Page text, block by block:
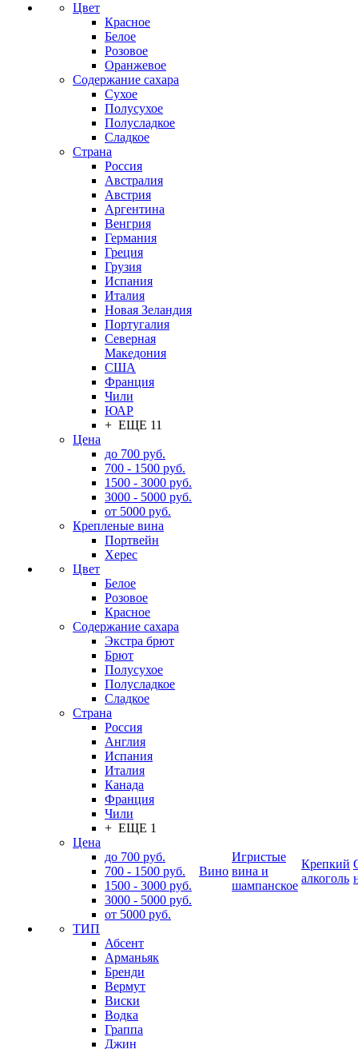
Цвет
Красное
Белое
Розовое
Оранжевое
Содержание сахара
Сухое
Полусухое
Полусладкое
Сладкое
Страна
Россия
Австралия
Австрия
Аргентина
Венгрия
Германия
Греция
Грузия
Испания
Италия
Новая Зеландия
Португалия
Северная
Македония
США
Франция
Чили
ЮАР
+ ЕЩЕ 11
Цена
до 700 руб.
700 - 1500 руб.
1500 - 3000 руб.
3000 - 5000 руб.
от 5000 руб.
Крепленые вина
Портвейн
Херес
Цвет
Белое
Розовое
Красное
Содержание сахара
Экстра брют
Брют
Полусухое
Полусладкое
Сладкое
Страна
Россия
Англия
Испания
Италия
Канада
Франция
Чили
+ ЕЩЕ 1
Цена
до 700 руб.
700 - 1500 руб.
1500 - 3000 руб.
3000 - 5000 руб.
от 5000 руб.
ТИП
Абсент
Арманьяк
Бренди
Вермут
Виски
Водка
Граппа
Джин
Вино
Игристые
вина и
шампанское
Крепкий
алкоголь